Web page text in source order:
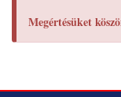
Megértésüket